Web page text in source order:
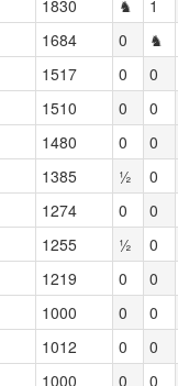
1830 ♞ 1
1684 0 ♞
1517 0 0
1510 0 0
1480 0 0
1385 ½ 0
1274 0 0
1255 ½ 0
1219 0 0
1000 0 0
1012 0 0
1000 0 0